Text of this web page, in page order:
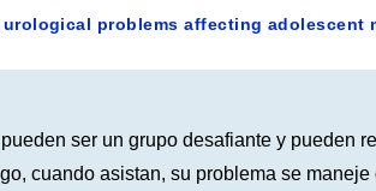
urological problems affecting adolescent
ser un grupo desafiante y pueden
cuando asistan, su problema se